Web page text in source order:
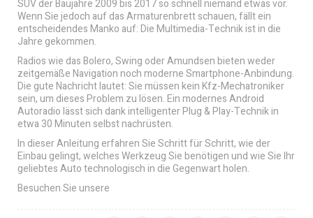
SUV der Baujahre 2009 bis 2017 so schnell niemand etwas vor.
Wenn Sie jedoch auf das Armaturenbrett schauen, fällt ein
entscheidendes Manko auf: Die Multimedia-Technik ist in die
Jahre gekommen.
Radios wie das Bolero, Swing oder Amundsen bieten weder
zeitgemäße Navigation noch moderne Smartphone-Anbindung.
Die gute Nachricht lautet: Sie müssen kein Kfz-Mechatroniker
sein, um dieses Problem zu lösen. Ein modernes Android
Autoradio lässt sich dank intelligenter Plug & Play-Technik in
etwa 30 Minuten selbst nachrüsten.
In dieser Anleitung erfahren Sie Schritt für Schritt, wie der
Einbau gelingt, welches Werkzeug Sie benötigen und wie Sie Ihr
geliebtes Auto technologisch in die Gegenwart holen.
Besuchen Sie unsere